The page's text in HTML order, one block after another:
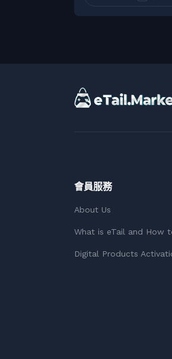
會員服務
About Us
What is eTail and How
Digital Products